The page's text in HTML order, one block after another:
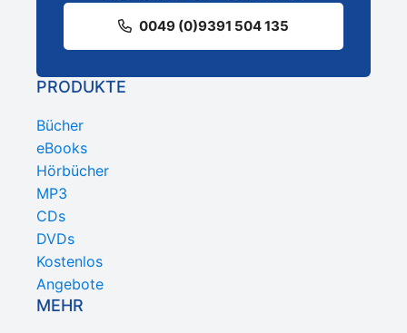
0049 (0)9391 504 135
PRODUKTE
Bücher
eBooks
Hörbücher
MP3
CDs
DVDs
Kostenlos
Angebote
MEHR